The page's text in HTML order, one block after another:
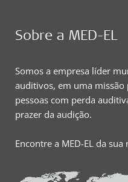
Sobre a MED-EL
Somos a empresa líder
auditivos, em uma missão
pessoas com perda
prazer da audição.
Encontre a MED-EL da sua